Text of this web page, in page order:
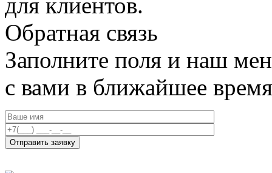
Обратная связь
Заполните поля и наш
с вами в ближайшее время